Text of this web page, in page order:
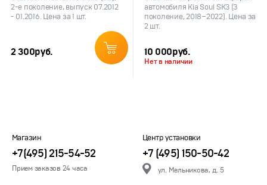
2-е поколение, выпуск 07.2012
- 01.2016. Цена за 1 шт.
2 300руб.
автомобиля Kia Soul SK3 (3
поколение, 2018–2022). Цена за
2 шт.
10 000руб.
Нет в наличии
Магазин
+7(495) 215-54-52
Прием заказов 24 часа
Центр установки
+7 (495) 150-50-42
ул. Мельникова, д. 5